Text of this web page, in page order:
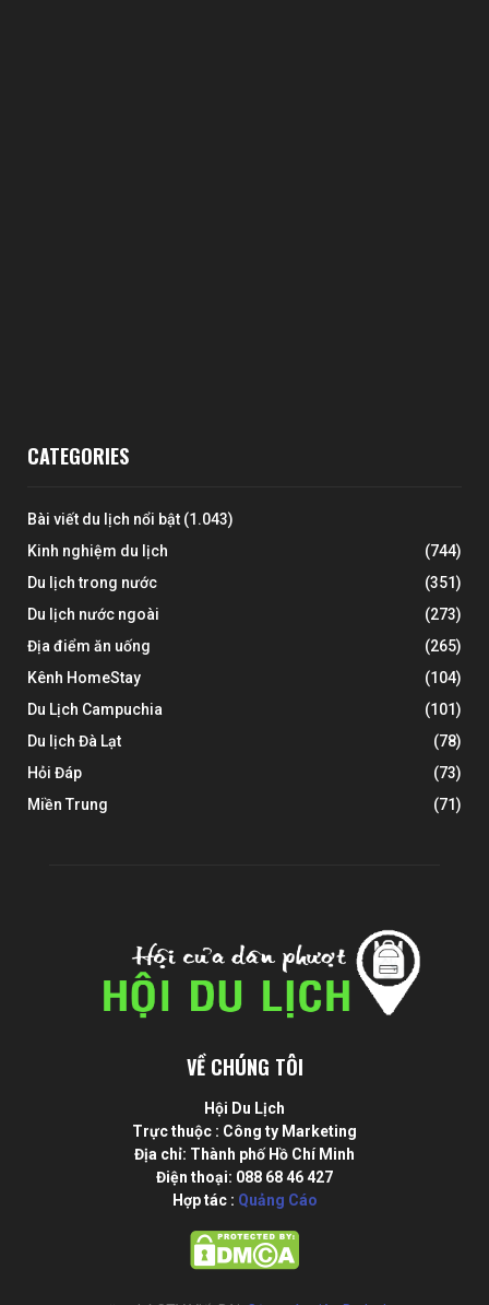
CATEGORIES
Bài viết du lịch nổi bật (1.043)
Kinh nghiệm du lịch
(744)
Du lịch trong nước
(351)
Du lịch nước ngoài
(273)
Địa điểm ăn uống
(265)
Kênh HomeStay
(104)
Du Lịch Campuchia
(101)
Du lịch Đà Lạt
(78)
Hỏi Đáp
(73)
Miền Trung
(71)
VỀ CHÚNG TÔI
Hội Du Lịch
Trực thuộc : Công ty Marketing
Địa chỉ: Thành phố Hồ Chí Minh
Điện thoại: 088 68 46 427
Hợp tác : Quảng Cáo